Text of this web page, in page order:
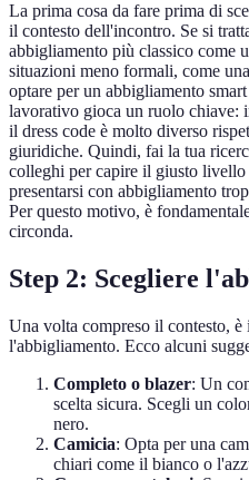
La prima cosa da fare prima di
il contesto dell'incontro. Se si
abbigliamento più classico come
situazioni meno formali, come
optare per un abbigliamento
lavorativo gioca un ruolo chiave:
il dress code è molto diverso
giuridiche. Quindi, fai la tua
colleghi per capire il giusto
presentarsi con abbigliamento
Per questo motivo, è
circonda.
Step 2: Scegliere
Una volta compreso il contesto,
l'abbigliamento. Ecco alcuni
Completo o blazer: Un
scelta sicura. Scegli un
nero.
Camicia: Opta per una
chiari come il bianco o